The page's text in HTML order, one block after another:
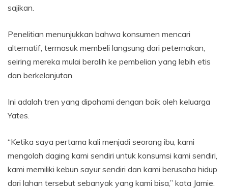
sajikan.
Penelitian menunjukkan bahwa konsumen mencari
alternatif, termasuk membeli langsung dari peternakan,
seiring mereka mulai beralih ke pembelian yang lebih etis
dan berkelanjutan.
Ini adalah tren yang dipahami dengan baik oleh keluarga
Yates.
“Ketika saya pertama kali menjadi seorang ibu, kami
mengolah daging kami sendiri untuk konsumsi kami sendiri,
kami memiliki kebun sayur sendiri dan kami berusaha hidup
dari lahan tersebut sebanyak yang kami bisa,” kata Jamie.